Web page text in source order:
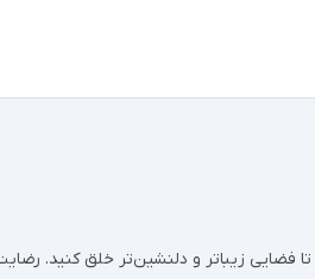
تا فضایی زیباتر و دلنشین‌تر خلق کنید.